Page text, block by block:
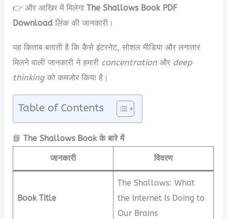
👉 और आखिर में मिलेगाThe Shallows Book PDF
Download लिंक की जानकारी।
यह किताब बताती है कि कैसे इंटरनेट, सोशल मीडिया और लगातार
मिलने वाली जानकारी ने हमारी concentration और deep
thinkingको कमजोर किया है।
Table of Contents
📘The Shallows Book के बारे में
जानकारी विवरण
Book Title
The Shallows: What
the Internet Is Doing to
Our Brains